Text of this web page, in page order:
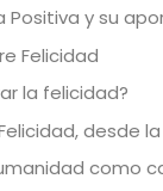
Positiva y su
Felicidad
la felicidad?
desde
como